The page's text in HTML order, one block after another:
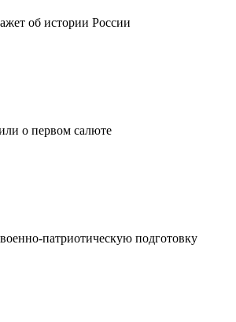
об истории России
о первом салюте
патриотическую подготовку